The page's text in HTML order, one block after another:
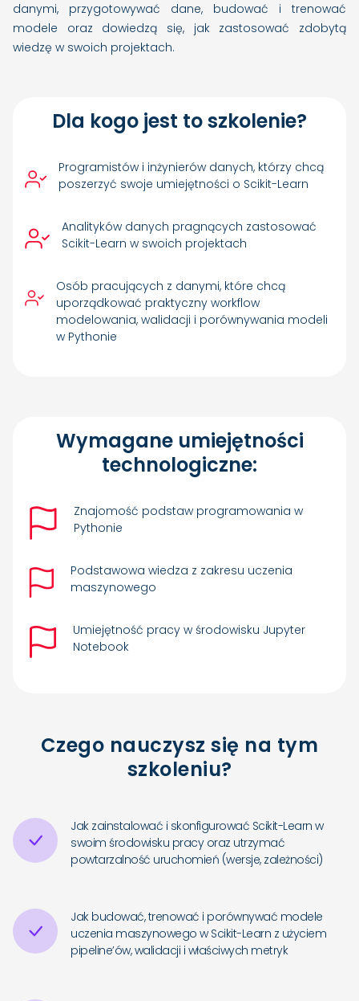
danymi, przygotowywać dane, budować i trenować
modele oraz dowiedzą się, jak zastosować zdobytą
wiedzę w swoich projektach.
Dla kogo jest to szkolenie?
Programistów i inżynierów danych, którzy chcą
poszerzyć swoje umiejętności o Scikit-Learn
Analityków danych pragnących zastosować
Scikit-Learn w swoich projektach
Osób pracujących z danymi, które chcą
uporządkować praktyczny workflow
modelowania, walidacji i porównywania modeli
w Pythonie
Wymagane umiejętności
technologiczne:
Znajomość podstaw programowania w
Pythonie
Podstawowa wiedza z zakresu uczenia
maszynowego
Umiejętność pracy w środowisku Jupyter
Notebook
Czego nauczysz się na tym
szkoleniu?
Jak zainstalować i skonfigurować Scikit-Learn w
swoim środowisku pracy oraz utrzymać
powtarzalność uruchomień (wersje, zależności)
Jak budować, trenować i porównywać modele
uczenia maszynowego w Scikit-Learn z użyciem
pipeline’ów, walidacji i właściwych metryk